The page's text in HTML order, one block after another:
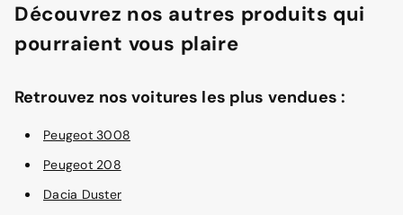
Découvrez nos autres produits qui
pourraient vous plaire
Retrouvez nos voitures les plus vendues :
Peugeot 3008
Peugeot 208
Dacia Duster